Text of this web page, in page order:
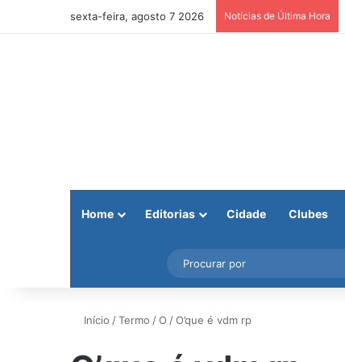
sexta-feira, agosto 7 2026 Notícias de Última Hora
Home Editorias Cidade Clubes
Instagram
Barra Lateral
Início /Termo /O /O’que é vdm rp